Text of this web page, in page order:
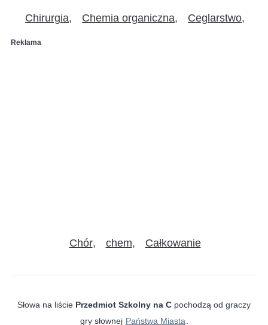
Chirurgia Chemia organiczna Ceglarstwo
Reklama
Chór chem Całkowanie
Słowa na liście Przedmiot Szkolny na C pochodzą od graczy
gry słownej Państwa Miasta